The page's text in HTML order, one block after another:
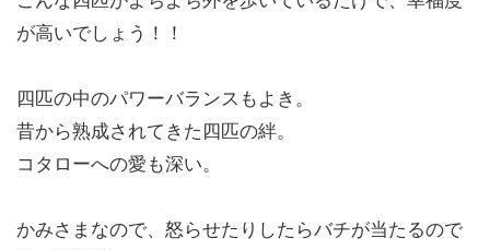
が高いでしょう！！
四匹の中のパワーバランスもよき。
昔から熟成されてきた四匹の絆。
コタローへの愛も深い。
かみさまなので、怒らせたりしたらバチが当たるので